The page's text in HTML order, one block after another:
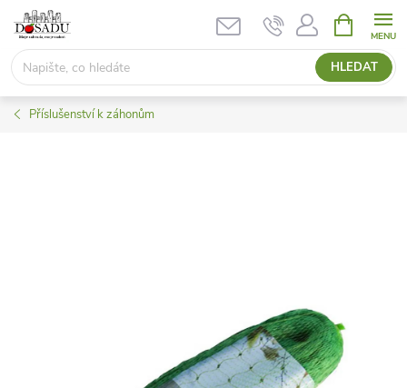
Přejít
obsah
HLEDAT
NÁKUPNÍ
KOŠÍK
Příslušenství k záhonům